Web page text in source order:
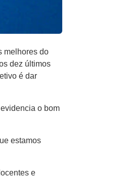
melhores do
dez últimos
é dar
o bom
estamos
e